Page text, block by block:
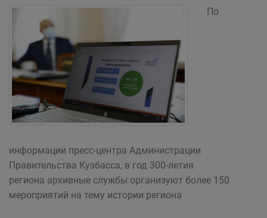
По
информации пресс-центра Администрации
Правительства Кузбасса, в год 300-летия
региона архивные службы организуют более 150
мероприятий на тему истории региона